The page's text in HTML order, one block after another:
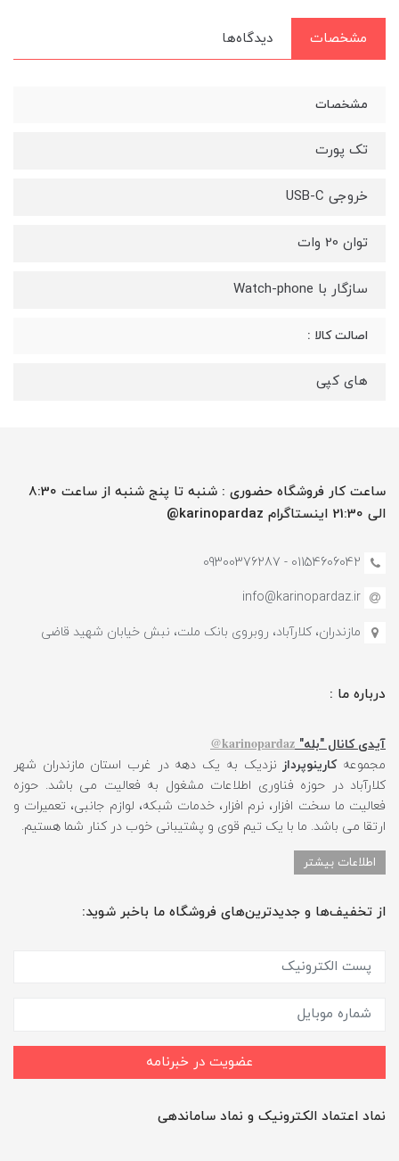
مشخصات دیدگاه‌ها
مشخصات
تک پورت
خروجی USB-C
توان 20 وات
سازگار با Watch-phone
اصالت کالا :
های کپی
ساعت کار فروشگاه حضوری : شنبه تا پنج شنبه از ساعت 8:30
الی 21:30 اینستاگرام karinopardaz@
01154606042 - 09300376287
info@karinopardaz.ir
مازندران، کلارآباد، روبروی بانک ملت، نبش خیابان شهید قاضی
درباره ما :
آیدی کانال "بله" karinopardaz@
مجموعهکارینوپرداز نزدیک به یک دهه در غرب استان مازندران شهر
کلارآباد در حوزه فناوری اطلاعات مشغول به فعالیت می باشد. حوزه
فعالیت ما سخت افزار، نرم افزار، خدمات شبکه، لوازم جانبی، تعمیرات و
ارتقا می باشد. ما با یک تیم قوی و پشتیبانی خوب در کنار شما هستیم.
اطلاعات بیشتر
از تخفیف‌ها و جدیدترین‌های فروشگاه ما باخبر شوید:
عضویت در خبرنامه
نماد اعتماد الکترونیک و نماد ساماندهی